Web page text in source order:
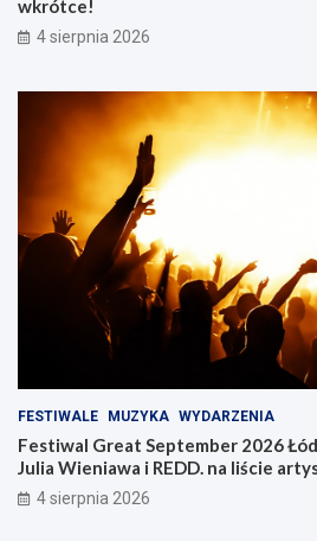
wkrótce!
4 sierpnia 2026
FESTIWALE MUZYKA WYDARZENIA
Festiwal Great September 2026
Julia Wieniawa i REDD. na liście
4 sierpnia 2026